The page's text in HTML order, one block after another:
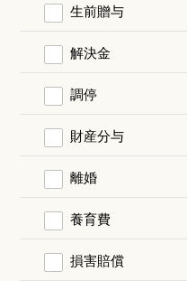
生前贈与
解決金
調停
財産分与
離婚
養育費
損害賠償